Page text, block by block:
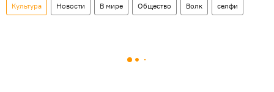
Культура Новости В мире Общество Волк селфи